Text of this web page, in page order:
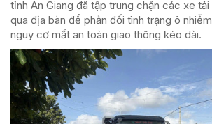
tỉnh An Giang đã tập trung chặn các xe
qua địa bàn để phản đối tình trạng ô
nguy cơ mất an toàn giao thông kéo dài.